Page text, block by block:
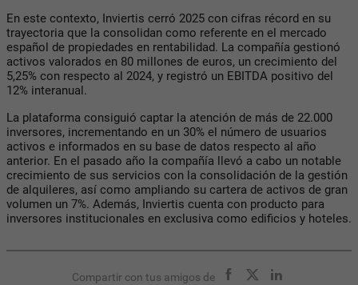
En este contexto, Inviertis cerró 2025 con cifras récord en su
trayectoria que la consolidan como referente en el mercado
español de propiedades en rentabilidad. La compañía gestionó
activos valorados en 80 millones de euros, un crecimiento del
5,25% con respecto al 2024, y registró un EBITDA positivo del
12% interanual.
La plataforma consiguió captar la atención de más de 22.000
inversores, incrementando en un 30% el número de usuarios
activos e informados en su base de datos respecto al año
anterior. En el pasado año la compañía llevó a cabo un notable
crecimiento de sus servicios con la consolidación de la gestión
de alquileres, así como ampliando su cartera de activos de gran
volumen un 7%. Además, Inviertis cuenta con producto para
inversores institucionales en exclusiva como edificios y hoteles.
Compartir con tus amigos de